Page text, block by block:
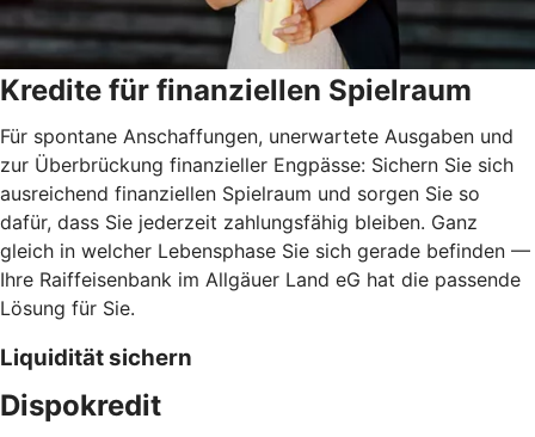
Kredite für finanziellen Spielraum
Für spontane Anschaffungen, unerwartete Ausgaben und
zur Überbrückung finanzieller Engpässe: Sichern Sie sich
ausreichend finanziellen Spielraum und sorgen Sie so
dafür, dass Sie jederzeit zahlungsfähig bleiben. Ganz
gleich in welcher Lebensphase Sie sich gerade befinden —
Ihre Raiffeisenbank im Allgäuer Land eG hat die passende
Lösung für Sie.
Liquidität sichern
Dispokredit